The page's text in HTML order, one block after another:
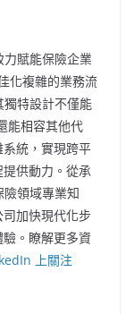
賦能保險企業
化複雜的業務流
特設計不僅能
能相容其他代
統，實現跨平
供動力。從承
領域專業知
加快現代化步
。瞭解更多資
上關注